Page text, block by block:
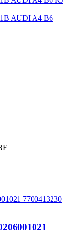
AUDI A4 B6